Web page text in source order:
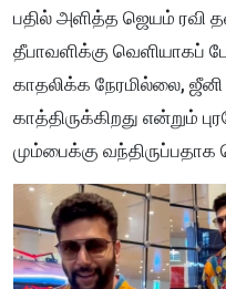
பதில் அளித்த ஜெயம் ரவி
தீபாவளிக்கு வெளியாகப்
காதலிக்க நேரமில்லை,
காத்திருக்கிறது என்றும்
மும்பைக்கு